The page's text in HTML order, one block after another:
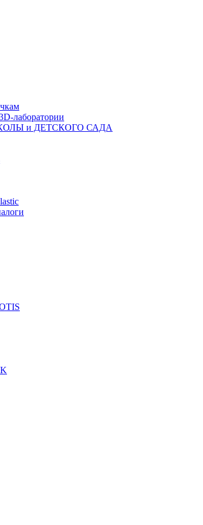
лаборатории
ШКОЛЫ и ДЕТСКОГО САДА